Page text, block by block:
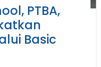
PTBA,
Basic